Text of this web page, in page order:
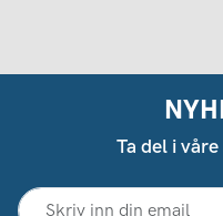
Ta del i